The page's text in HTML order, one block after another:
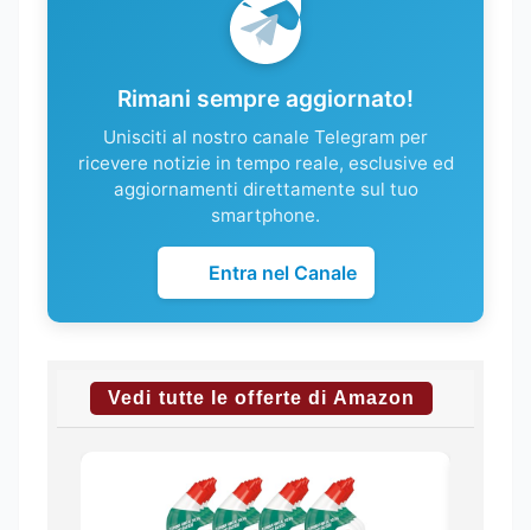
Rimani sempre aggiornato!
Unisciti al nostro canale Telegram per
ricevere notizie in tempo reale, esclusive ed
aggiornamenti direttamente sul tuo
smartphone.
Entra nel Canale